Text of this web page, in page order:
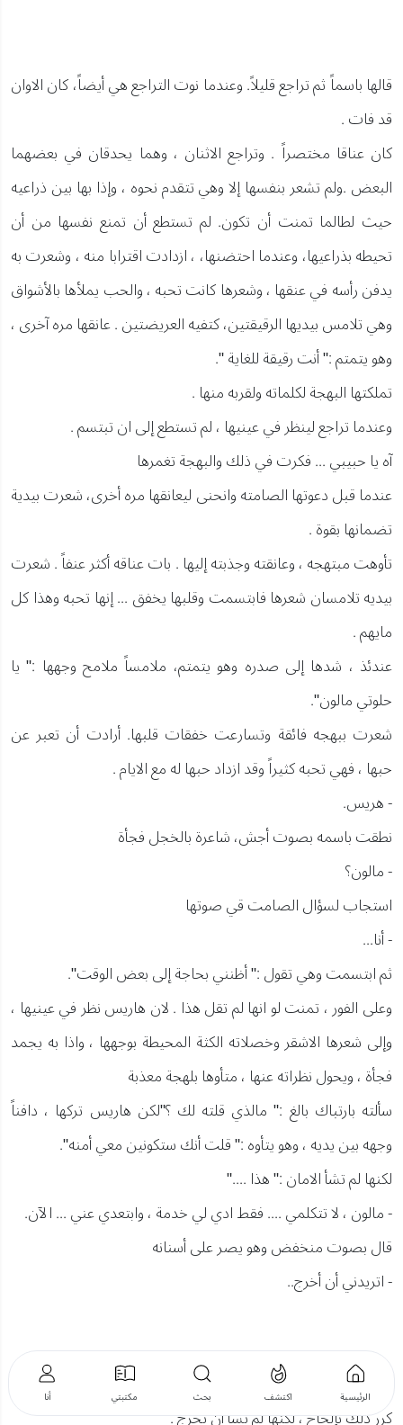
قالها باسماً ثم تراجع قليلاً. وعندما نوت التراجع هي أيضاً، كان الاوان
قد فات .
كان عناقا مختصراً . وتراجع الاثنان ، وهما يحدقان في بعضهما
البعض .ولم تشعر بنفسها إلا وهي تتقدم نحوه ، وإذا بها بين ذراعيه
حيث لطالما تمنت أن تكون. لم تستطع أن تمنع نفسها من أن
تحيطه بذراعيها، وعندما احتضنها، ، ازدادت اقترابا منه ، وشعرت به
يدفن رأسه في عنقها ، وشعرها كانت تحبه ، والحب يملأها بالأشواق
وهي تلامس بيديها الرقيقتين، كتفيه العريضتين . عانقها مره آخرى ،
وهو يتمتم :" أنت رقيقة للغاية ".
تملكتها البهجة لكلماته ولقربه منها .
وعندما تراجع لينظر في عينيها ، لم تستطع إلى ان تبتسم .
آه يا حبيبي ... فكرت في ذلك والبهجة تغمرها
عندما قبل دعوتها الصامته وانحنى ليعانقها مره أخرى، شعرت بيدية
تضمانها بقوة .
تأوهت مبتهجه ، وعانقته وجذبته إليها . بات عناقه أكثر عنفاً . شعرت
بيديه تلامسان شعرها فابتسمت وقلبها يخفق ... إنها تحبه وهذا كل
مايهم .
عندئذ ، شدها إلى صدره وهو يتمتم، ملامساً ملامح وجهها :" يا
حلوتي مالون".
شعرت ببهجه فائقة وتسارعت خفقات قلبها. أرادت أن تعبر عن
حبها ، فهي تحبه كثيراً وقد ازداد حبها له مع الايام .
- هريس.
نطقت باسمه بصوت أجش، شاعرة بالخجل فجأة
- مالون؟
استجاب لسؤال الصامت قي صوتها
- أنا...
ثم ابتسمت وهي تقول :" أظنني بحاجة إلى بعض الوقت".
وعلى الفور ، تمنت لو انها لم تقل هذا . لان هاريس نظر في عينيها ،
وإلى شعرها الاشقر وخصلاته الكثة المحيطة بوجهها ، واذا به يجمد
فجأة ، ويحول نظراته عنها ، متأوها بلهجة معذبة
سألته بارتباك بالغ :" مالذي قلته لك ؟"لكن هاريس تركها ، دافناً
وجهه بين يديه ، وهو يتأوه :" قلت أنك ستكونين معي أمنه".
لكنها لم تشأ الامان :" هذا ...."
- مالون ، لا تتكلمي .... فقط ادي لي خدمة ، وابتعدي عني ... الآن.
قال بصوت منخفض وهو يصر على أسنانه
- اتريدني أن أخرج..
- الآن !
كرر ذلك بإلحاح ، لكنها لم تشأ أن تخرج .
الرئيسية اكتشف بحث مكتبتي أنا